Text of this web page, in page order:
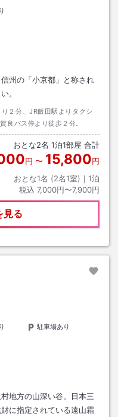
州の「小京都」と称され
。
２分、JR飯田駅よりタクシ
良バス停より徒歩２分。
おとな2名 1泊1部屋 合計
円 〜 15,800円
おとな1名 (2名1室)｜ 1泊
税込 7,000円〜7,900円
見る
駐車場あり
地方の山深い谷。日本三
に指定されている遠山霜